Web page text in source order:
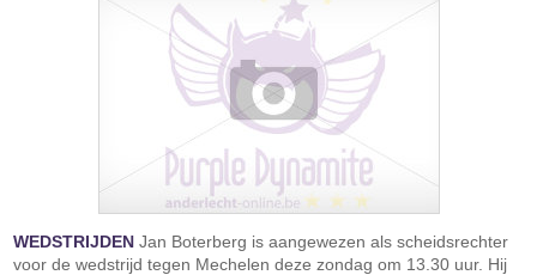
WEDSTRIJDEN Jan Boterberg is aangewezen als scheidsrechter
voor de wedstrijd tegen Mechelen deze zondag om 13.30 uur. Hij